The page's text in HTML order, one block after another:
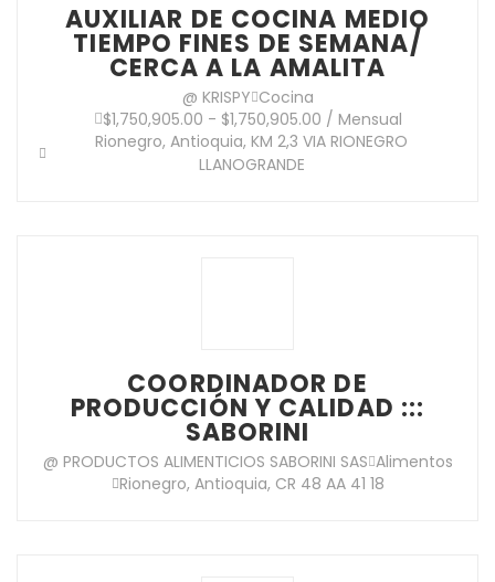
AUXILIAR DE COCINA MEDIO
TIEMPO FINES DE SEMANA/
CERCA A LA AMALITA
@ KRISPY Cocina
$1,750,905.00 - $1,750,905.00 / Mensual
Rionegro, Antioquia, KM 2,3 VIA RIONEGRO
LLANOGRANDE
COORDINADOR DE
PRODUCCIÓN Y CALIDAD :::
SABORINI
@ PRODUCTOS ALIMENTICIOS SABORINI SAS Alimentos
Rionegro, Antioquia, CR 48 AA 41 18